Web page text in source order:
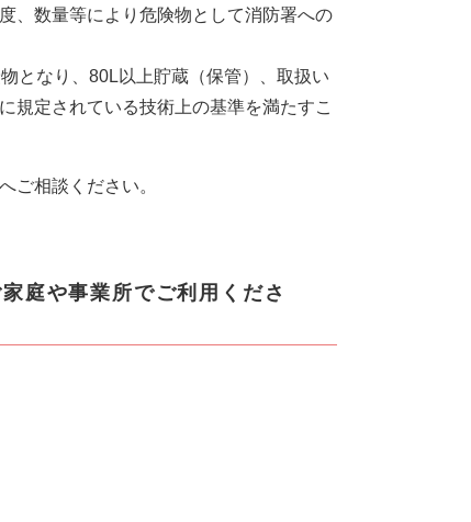
、数量等により危険物として消防署への
となり、80L以上貯蔵（保管）、取扱い
規定されている技術上の基準を満たすこ
ご相談ください。
庭や事業所でご利用くださ